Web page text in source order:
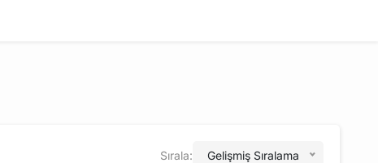
Sırala: Gelişmiş Sıralama